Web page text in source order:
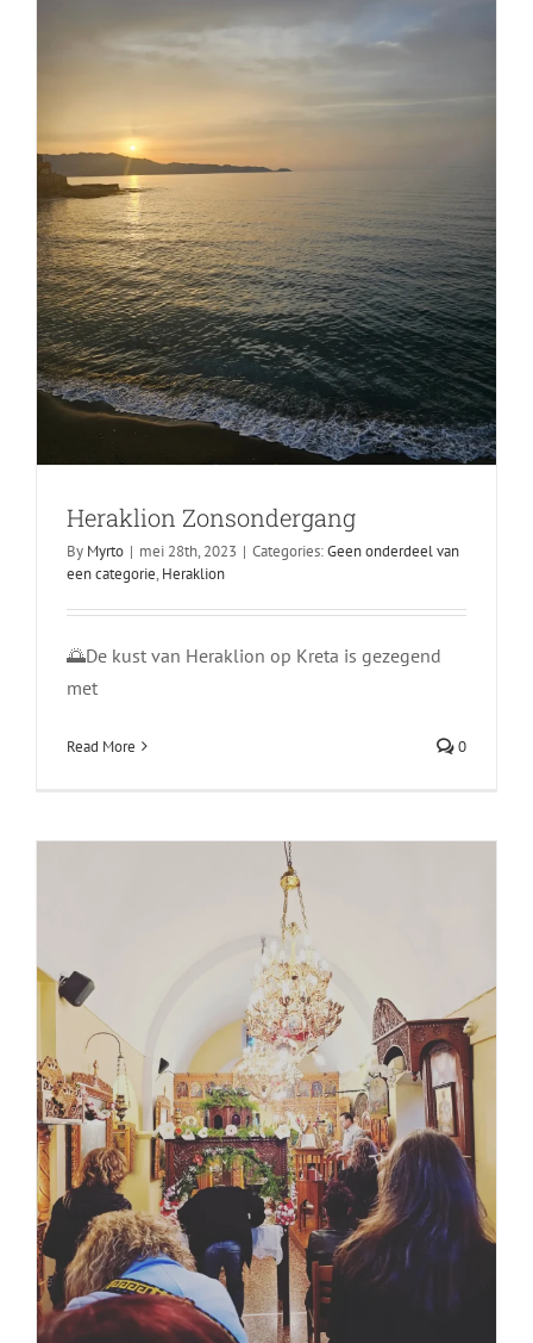
Heraklion Zonsondergang
By Myrto | mei 28th, 2023 | Categories:Geen onderdeel van
een categorie, Heraklion
🌅De kust van Heraklion op Kreta is gezegend
met
Read More 0
Goede Vrijdag Op Kreta